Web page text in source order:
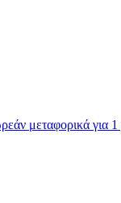
μεταφορικά για 1